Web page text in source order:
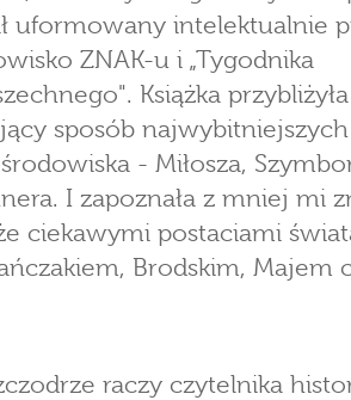
uformowany intelektualnie
ZNAK-u i „Tygodnika
Książka
sposób
- Miłosza,
I zapoznała z mniej mi
ciekawymi postaciami
Brodskim, Majem
raczy czytelnika